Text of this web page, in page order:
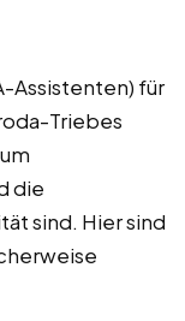
Assistenten) für
Triebes
die
sind. Hier sind